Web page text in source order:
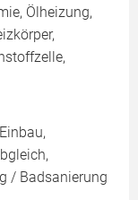
Ölheizung,
/ Badsanierung